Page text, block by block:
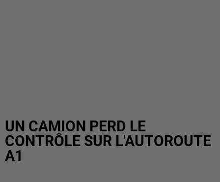
UN CAMION PERD LE
CONTRÔLE SUR L'AUTOROUTE
A1